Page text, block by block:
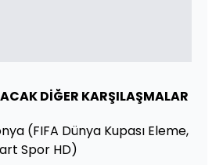
DİĞER KARŞILAŞMALAR
(FIFA Dünya Kupası Eleme,
Spor HD)